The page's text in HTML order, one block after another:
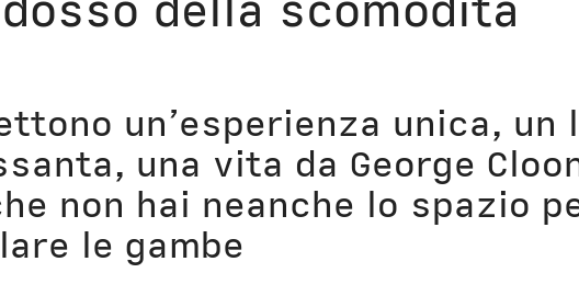
Aerei
Computer
Il
Corsi
Unicatt
Bio
un’esperienza unica,
una vita da George
non hai neanche lo spazio
le gambe